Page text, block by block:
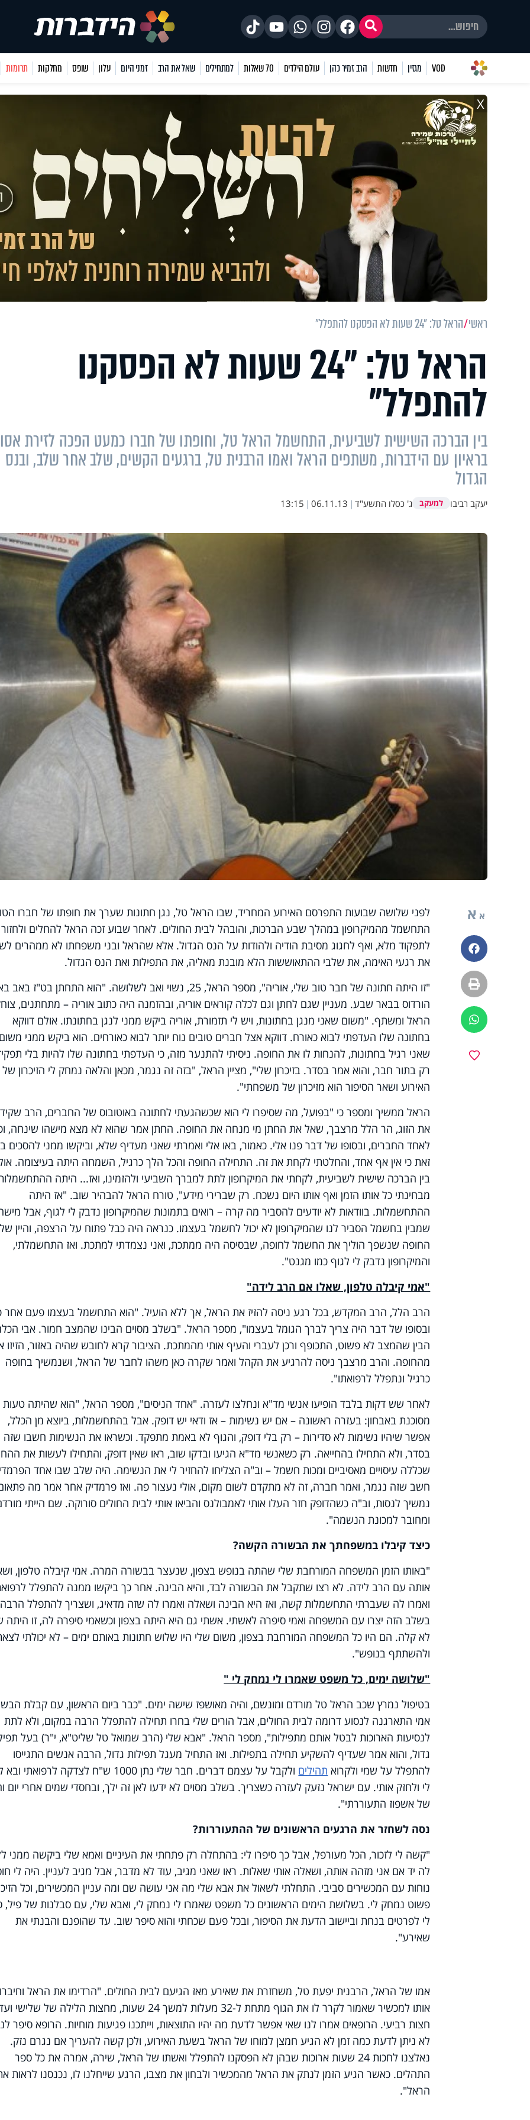
VOD מגזין חדשות הרב זמיר כהן עולם הילדים 70 שאלות למתחילים שאל את הרב זמני היום עלון שופס מחלקות תרומות
X
ראשי הראל טל: "24 שעות לא הפסקנו להתפלל"
הראל טל: "24 שעות לא הפסקנו
להתפלל"
בין הברכה השישית לשביעית, התחשמל הראל טל, וחופתו של חברו כמעט הפכה לזירת
בראיון עם הידברות, משתפים הראל ואמו הרבנית טל, ברגעים הקשים, שלב אחר שלב, ובנס
הגדול
יעקב רביבו למעקב ג' כסלו התשע"ד |
06.11.13
|
13:15
א א
פייסבוק
הדפסה
ווטסאפ
לפני שלושה שבועות התפרסם האירוע המחריד, שבו הראל טל, נגן חתונות שערך את חופתו של חברו
התחשמל מהמיקרופון במהלך שבע הברכות, והובהל לבית החולים. לאחר שבוע זכה הראל להחלים ולחזור
לתפקוד מלא, ואף לחגוג מסיבת הודיה ולהודות על הנס הגדול. אלא שהראל ובני משפחתו לא ממהרים
את רגעי האימה, את שלבי ההתאוששות הלא מובנת מאליה, את התפילות ואת הנס הגדול.
"זו היתה חתונה של חבר טוב שלי, אוריה", מספר הראל, 25, נשוי ואב לשלושה. "הוא התחתן בט"ז
הורדוס בבאר שבע. מעניין שגם לחתן וגם לכלה קוראים אוריה, ובהזמנה היה כתוב אוריה – מתחתנים,
הראל ומשתף. "משום שאני מנגן בחתונות, ויש לי תזמורת, אוריה ביקש ממני לנגן בחתונתו. אולם דווקא
בחתונה שלו העדפתי לבוא כאורח. דווקא אצל חברים טובים נוח יותר לבוא כאורחים. הוא ביקש ממני משום
שאני רגיל בחתונות, להנחות לו את החופה. ניסיתי להתנער מזה, כי העדפתי בחתונה שלו להיות בלי
רק בתור חבר, והוא אמר בסדר. בזיכרון שלי", מציין הראל, "בזה זה נגמר, מכאן והלאה נמחק לי הזיכרון של
האירוע ושאר הסיפור הוא מזיכרון של משפחתי".
הראל ממשיך ומספר כי "בפועל, מה שסיפרו לי הוא שכשהגעתי לחתונה באוטובוס של החברים, הרב
את הזוג, הר הלל מרצבך, שאל את החתן מי מנחה את החופה. החתן אמר שהוא לא מצא מישהו שינחה,
לאחד החברים, ובסופו של דבר פנו אלי. כאמור, באו אלי ואמרתי שאני מעדיף שלא, וביקשו ממני להסכים
זאת כי אין אף אחד, והחלטתי לקחת את זה. התחילה החופה והכל הלך כרגיל, השמחה היתה בעיצומה.
בין הברכה שישית לשביעית, לקחתי את המיקרופון לתת למברך השביעי ולהזמינו, ואז... היתה
מבחינתי כל אותו הזמן ואף אותו היום נשכח. רק שברירי מידע", טורח הראל להבהיר שוב. "אז היתה
ההתחשמלות. בוודאות לא יודעים להסביר מה קרה – רואים בתמונות שהמיקרופון נדבק לי לגוף, אבל
שמבין בחשמל הסביר לנו שהמיקרופון לא יכול לחשמל בעצמו. כנראה היה כבל פתוח על הרצפה, והיין של
החופה שנשפך הוליך את החשמל לחופה, שבסיסה היה ממתכת, ואני נצמדתי למתכת. ואז התחשמלתי,
והמיקרופון נדבק לי לגוף כמו מגנט".
"אמי קיבלה טלפון, שאלו אם הרב לידה"
הרב הלל, הרב המקדש, בכל רגע ניסה להזיז את הראל, אך ללא הועיל. "הוא התחשמל בעצמו פעם אחר
ובסופו של דבר היה צריך לברך הגומל בעצמו", מספר הראל. "בשלב מסוים הבינו שהמצב חמור. אבי
הבין שהמצב לא פשוט, התכופף ורכן לעברי והעיף אותי מהמתכת. הציבור קרא לחובש שהיה באזור, הזיזו
מהחופה. והרב מרצבך ניסה להרגיע את הקהל ואמר שקרה כאן משהו לחבר של הראל, ושנמשיך בחופה
כרגיל ונתפלל לרפואתו".
לאחר שש דקות בלבד הופיעו אנשי מד"א ונחלצו לעזרה. "אחד הניסים", מספר הראל, "הוא שהיתה טעות
מסוכנת באבחון: בעזרה ראשונה – אם יש נשימות – אז ודאי יש דופק. אבל בהתחשמלות, ביוצא מן הכלל,
אפשר שיהיו נשימות לא סדירות – רק בלי דופק, והגוף לא באמת מתפקד. וכשראו את הנשימות חשבו שזה
בסדר, ולא התחילו בהחייאה. רק כשאנשי מד"א הגיעו ובדקו שוב, ראו שאין דופק, והתחילו לעשות את
שכללה עיסויים מאסיביים ומכות חשמל – וב"ה הצליחו להחזיר לי את הנשימה. היה שלב שבו אחד
חשב שזה נגמר, ואמר חברה, זה לא מתקדם לשום מקום, אולי נעצור פה. ואז פרמדיק אחר אמר מה
נמשיך לנסות, וב"ה כשהדופק חזר העלו אותי לאמבולנס והביאו אותי לבית החולים סורוקה. שם הייתי
ומחובר למכונת הנשמה".
כיצד קיבלו במשפחתך את הבשורה הקשה?
"באותו הזמן המשפחה המורחבת שלי שהתה בנופש בצפון, שנעצר בבשורה המרה. אמי קיבלה טלפון,
אותה עם הרב לידה. לא רצו שתקבל את הבשורה לבד, והיא הבינה. אחר כך ביקשו ממנה להתפלל
ואמרו לה שעברתי התחשמלות קשה, ואז היא הבינה ושאלה ואמרו לה שזה מדאיג, ושצריך להתפלל
בשלב הזה יצרו עם המשפחה ואמי סיפרה לאשתי. אשתי גם היא היתה בצפון וכשאמי סיפרה לה, זו היתה
לא קלה. הם היו כל המשפחה המורחבת בצפון, משום שלי היו שלוש חתונות באותם ימים – לא יכולתי
ולהשתתף בנופש".
"שלושה ימים, כל משפט שאמרו לי נמחק לי "
בטיפול נמרץ שכב הראל טל מורדם ומונשם, והיה מאושפז שישה ימים. "כבר ביום הראשון, עם קבלת
אמי התארגנה לנסוע דרומה לבית החולים, אבל הורים שלי בחרו תחילה להתפלל הרבה במקום, ולא לתת
לנסיעות הארוכות לבטל אותם מתפילות", מספר הראל. "אבא שלי (הרב שמואל טל שליט"א, י"ר) בעל
גדול, והוא אמר שעדיף להשקיע תחילה בתפילות. ואז התחיל מעגל תפילות גדול, הרבה אנשים התגייסו
להתפלל על שמי ולקרוא תהילים
ולקבל על עצמם דברים. חבר שלי נתן 1000 ש"ח לצדקה
לי ולחזק אותי. עם ישראל נזעק לעזרה כשצריך. בשלב מסוים לא ידעו לאן זה ילך, ובחסדי שמים אחרי יום
של אשפוז התעוררתי".
נסה לשחזר את הרגעים הראשונים של ההתעוררות?
"קשה לי לזכור, הכל מעורפל, אבל כך סיפרו לי: בהתחלה רק פתחתי את העיניים ואמא שלי ביקשה ממני
לה יד אם אני מזהה אותה, ושאלה אותי שאלות. ראו שאני מגיב, עוד לא מדבר, אבל מגיב לעניין. היה לי
נוחות עם המכשירים סביבי. התחלתי לשאול את אבא שלי מה אני עושה שם ומה עניין המכשירים, וכל
פשוט נמחק לי. בשלושת הימים הראשונים כל משפט שאמרו לי נמחק לי, ואבא שלי, עם סבלנות של פיל,
לי לפרטים בנחת וביישוב הדעת את הסיפור, ובכל פעם שכחתי והוא סיפר שוב. עד שהופנם והבנתי את
שאירע".
אמו של הראל, הרבנית יפעת טל, משחזרת את שאירע מאז הגיעם לבית החולים. "הרדימו את הראל וחיברו
אותו למכשיר שאמור לקרר לו את הגוף מתחת ל-32 מעלות למשך 24 שעות, מחצות הלילה של שלישי
חצות רביעי. הרופאים אמרו לנו שאי אפשר לדעת מה יהיו התוצאות, וייתכנו פגיעות מוחיות. הרופא סיפר
לא ניתן לדעת כמה זמן לא הגיע חמצן למוחו של הראל בשעת האירוע, ולכן קשה להעריך אם נגרם נזק.
נאלצנו לחכות 24 שעות ארוכות שבהן לא הפסקנו להתפלל ואשתו של הראל, שירה, אמרה את כל ספר
התהלים. כאשר הגיע הזמן לנתק את הראל מהמכשיר ולבחון את מצבו, הרגע שייחלנו לו, נכנסנו לראות
הראל".